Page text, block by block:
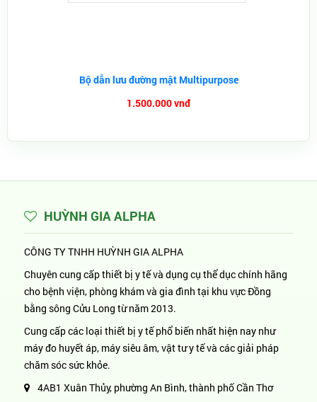
Bộ dẫn lưu đường mật Multipurpose
1.500.000 vnđ
HUỲNH GIA ALPHA
CÔNG TY TNHH HUỲNH GIA ALPHA
Chuyên cung cấp thiết bị y tế và dụng cụ thể dục chính hãng
cho bệnh viện, phòng khám và gia đình tại khu vực Đồng
bằng sông Cửu Long từ năm 2013.
Cung cấp các loại thiết bị y tế phổ biến nhất hiện nay như
máy đo huyết áp, máy siêu âm, vật tư y tế và các giải pháp
chăm sóc sức khỏe.
4AB1 Xuân Thủy, phường An Bình, thành phố Cần Thơ